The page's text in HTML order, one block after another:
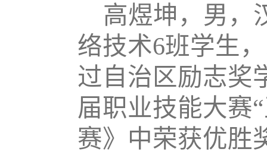
高煜坤，男，
络技术6班学生
过自治区励志奖
届职业技能大赛
赛》中荣获优胜